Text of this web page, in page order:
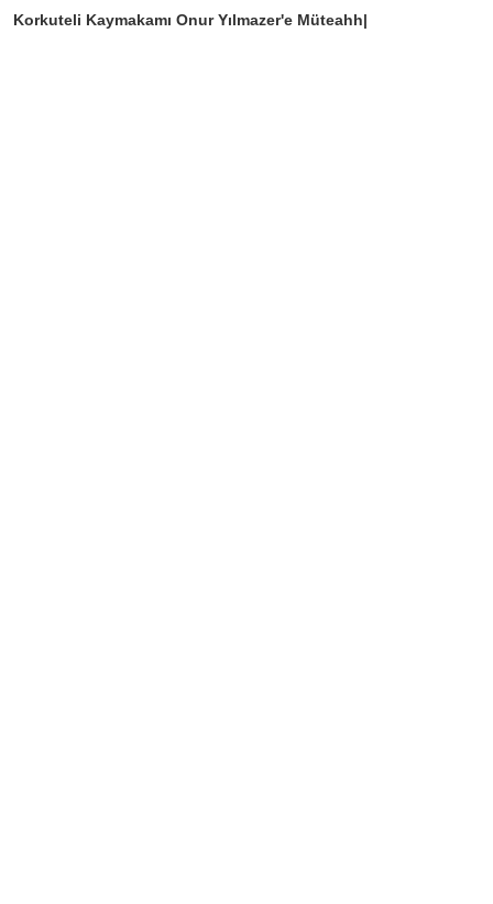
Korkuteli Kaymakamı Onur Yılmazer'e Müteahhitle|